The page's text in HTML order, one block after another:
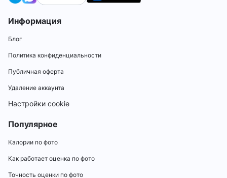
Информация
Блог
Политика конфиденциальности
Публичная оферта
Удаление аккаунта
Настройки cookie
Популярное
Калории по фото
Как работает оценка по фото
Точность оценки по фото